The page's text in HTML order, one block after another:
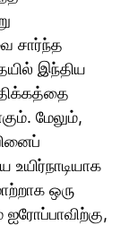
சார்ந்த
இந்திய
மேலும்,
ஒரு